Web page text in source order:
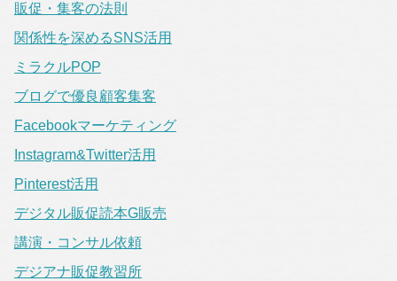
販促・集客の法則
関係性を深めるSNS活用
ミラクルPOP
ブログで優良顧客集客
Facebookマーケティング
Instagram&Twitter活用
Pinterest活用
デジタル販促読本G販売
講演・コンサル依頼
デジアナ販促教習所